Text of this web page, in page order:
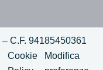
C.F. 94185450361
Cookie
Modifica